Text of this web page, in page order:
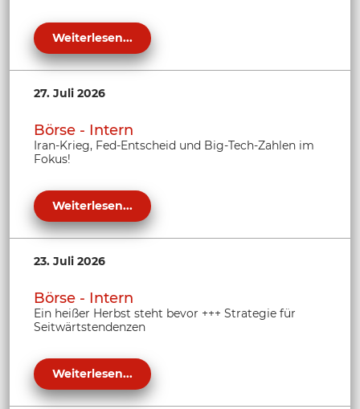
Weiterlesen...
27. Juli 2026
Börse - Intern
Iran-Krieg, Fed-Entscheid und Big-Tech-Zahlen im
Fokus!
Weiterlesen...
23. Juli 2026
Börse - Intern
Ein heißer Herbst steht bevor +++ Strategie für
Seitwärtstendenzen
Weiterlesen...